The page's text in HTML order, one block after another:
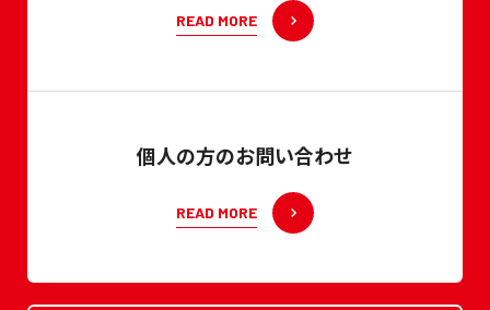
READ MORE
個人の方のお問い合わせ
READ MORE